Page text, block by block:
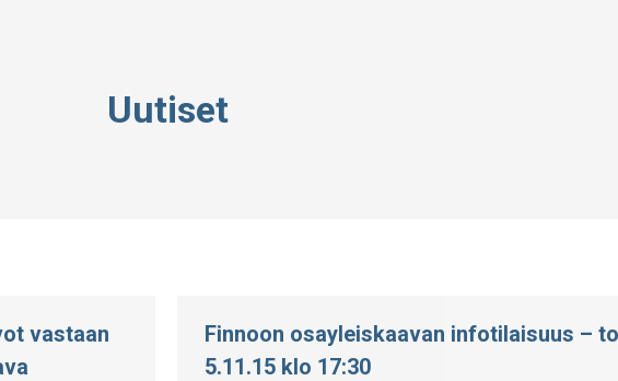
Uutiset
vastaan
Finnoon osayleiskaavan infotilaisuus – to
5.11.15 klo 17:30